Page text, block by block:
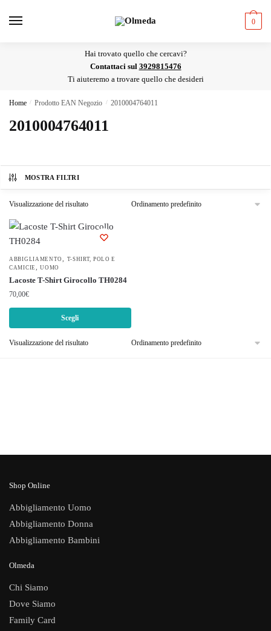
0
Hai trovato quello che cercavi?
Contattaci sul 3929815476
Ti aiuteremo a trovare quello che desideri
Home / Prodotto EAN Negozio / 2010004764011
2010004764011
MOSTRA FILTRI
Visualizzazione del risultato
ABBIGLIAMENTO
T-SHIRT, POLO E
CAMICIE
,UOMO
Lacoste T-Shirt Girocollo TH0284
70,00€
Scegli
Questo
prodotto
ha
opzioni
Visualizzazione del risultato
Shop Online
Abbigliamento Uomo
Abbigliamento Donna
Abbigliamento Bambini
Olmeda
Chi Siamo
Dove Siamo
Family Card